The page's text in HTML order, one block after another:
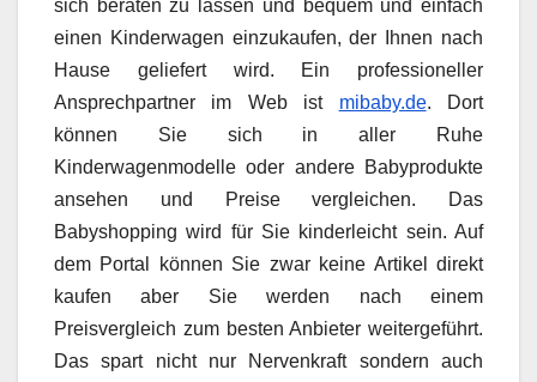
sich beraten zu lassen und bequem und einfach
einen Kinderwagen einzukaufen, der Ihnen nach
Hause geliefert wird. Ein professioneller
Ansprechpartner im Web ist mibaby.de. Dort
können Sie sich in aller Ruhe
Kinderwagenmodelle oder andere Babyprodukte
ansehen und Preise vergleichen. Das
Babyshopping wird für Sie kinderleicht sein. Auf
dem Portal können Sie zwar keine Artikel direkt
kaufen aber Sie werden nach einem
Preisvergleich zum besten Anbieter weitergeführt.
Das spart nicht nur Nervenkraft sondern auch